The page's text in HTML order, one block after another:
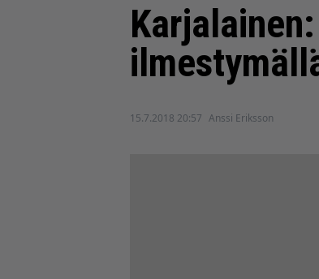
15.7.2018 20:57 Anssi Eriksson